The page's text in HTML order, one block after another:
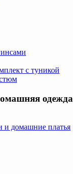
с туникой
одежда
и домашние платья